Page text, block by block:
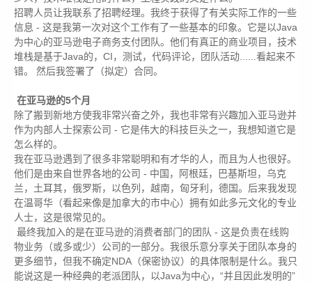
招聘人员让我联系了招聘经理。我终于获得了有关实际工作的一些
信息 - 这是我第一次对这个工作有了一些基本的印象。它是以Java
为中心的亚马逊电子商务支付团队。他们有真正的商业项目，技术
堆栈是基于Java的，CI，测试，代码评论，团队活动......看起来不
错。 然后我签署了（拟定）合同。
在亚马逊的5个月
除了搬到新地方使我非常兴奋之外，我也非常有兴趣加入亚马逊并
作为内部人士探索公司 - 它是伟大的科技巨头之一，我想知道它是
怎么样的。
我在亚马逊遇到了很多非常聪明和有才华的人，而且为人也很好。
他们是由来自世界各地的公司 - 中国，阿根廷，巴基斯坦，乌克
兰，土耳其，俄罗斯，以色列，越南，匈牙利，德国。后来我发现
在温哥华（看起来像是加拿大的市中心）拥有如此多元文化的专业
人士，这是很常见的。
最终我加入的是在亚马逊的消费者部门的团队 - 这是负责在线购
物业务（或多或少）公司的一部分。我很乐意分享关于团队本身的
更多细节，但我不确定NDA（保密协议）的具体限制是什么。我只
能说这是一种经典的老派团队，以Java为中心，“并且因此发明的”